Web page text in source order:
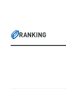
RANKING